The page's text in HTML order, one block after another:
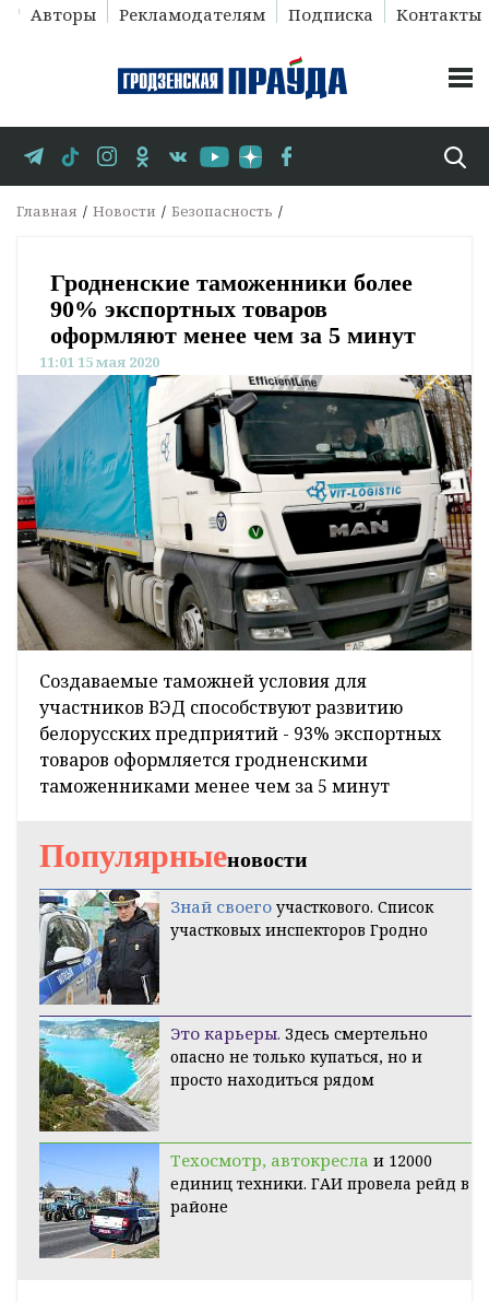
Авторы Рекламодателям Подписка Контакты
Главная Новости Безопасность
Гродненские таможенники более
90% экспортных товаров
оформляют менее чем за 5 минут
11:01 15 мая 2020
Создаваемые таможней условия для
участников ВЭД способствуют развитию
белорусских предприятий - 93% экспортных
товаров оформляется гродненскими
таможенниками менее чем за 5 минут
Популярныеновости
Знай своего участкового. Список
участковых инспекторов Гродно
Это карьеры. Здесь смертельно
опасно не только купаться, но и
просто находиться рядом
Техосмотр, автокресла и 12000
единиц техники. ГАИ провела рейд в
районе